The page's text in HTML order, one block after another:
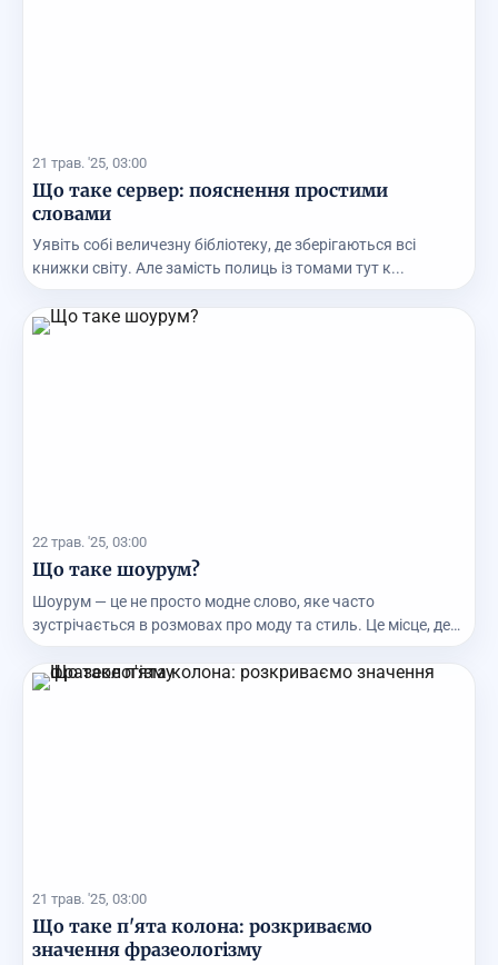
21 трав. '25, 03:00
Що таке сервер: пояснення простими
словами
Уявіть собі величезну бібліотеку, де зберігаються всі
книжки світу. Але замість полиць із томами тут к...
22 трав. '25, 03:00
Що таке шоурум?
Шоурум — це не просто модне слово, яке часто
зустрічається в розмовах про моду та стиль. Це місце, де
21 трав. '25, 03:00
Що таке п'ята колона: розкриваємо
значення фразеологізму